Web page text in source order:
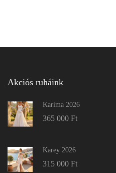
Akciós ruháink
Karima 2026
365 000 Ft
Karey 2026
315 000 Ft